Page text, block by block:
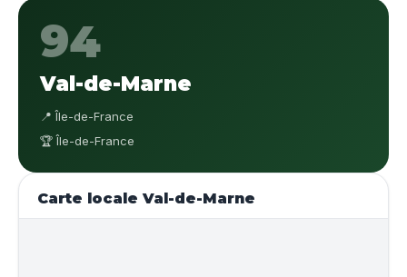
94
Val-de-Marne
📍 Île-de-France
🏆 Île-de-France
Carte locale Val-de-Marne